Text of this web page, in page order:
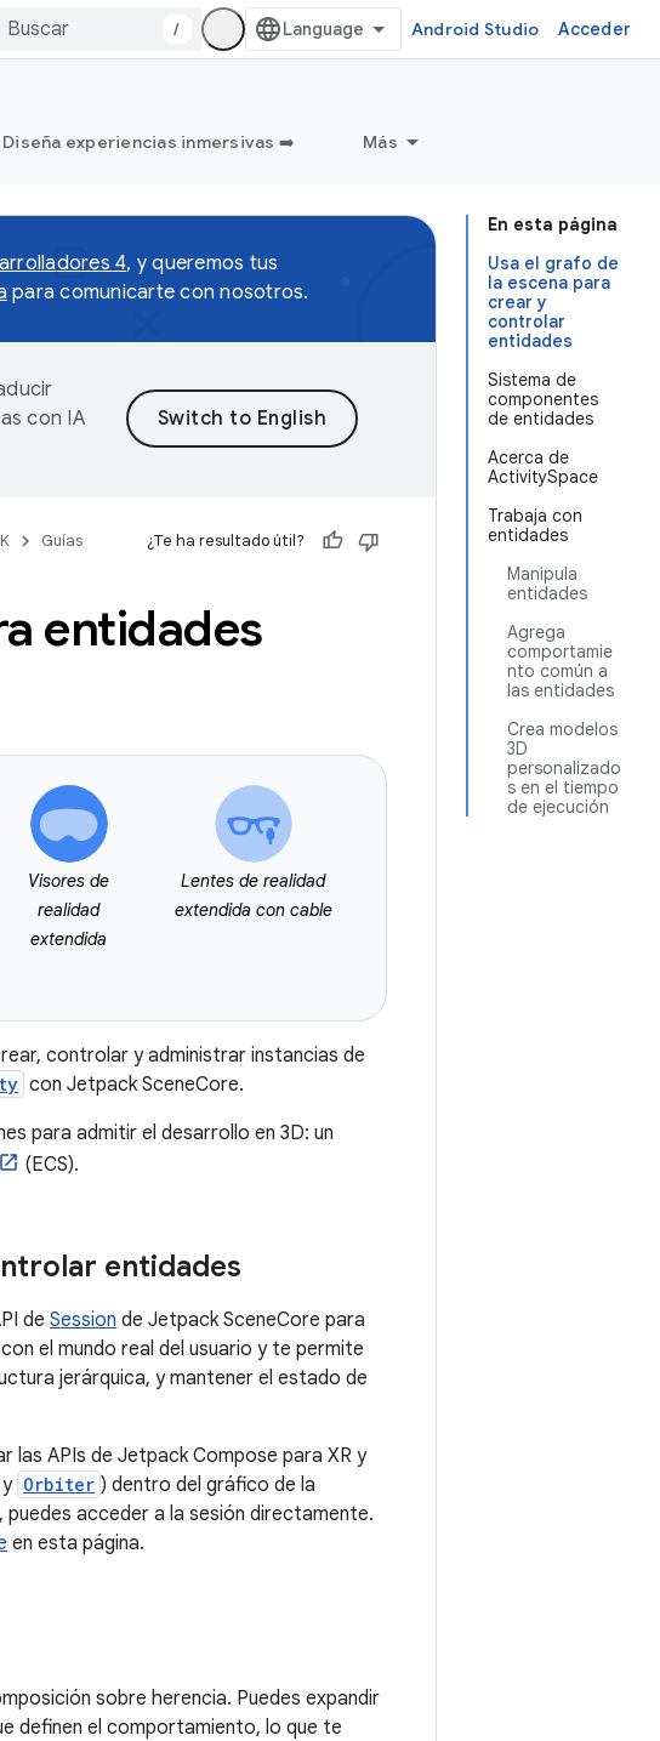
/ Android Studio Acceder
Diseña experiencias inmersivas ➡️ Más
En esta página
Usa el grafo de
la escena para
crear y
controlar
entidades
Sistema de
componentes
de entidades
Acerca de
ActivitySpace
Trabaja con
entidades
Manipula
entidades
Agrega
comportamie
nto común a
las entidades
Crea modelos
3D
personalizado
s en el tiempo
de ejecución
4, y queremos tus
para comunicarte con nosotros.
con IA
Guías ¿Te ha resultado útil?
entidades
Visores de
realidad
extendida
Lentes de realidad
extendida con cable
controlar y administrar instancias de
con Jetpack SceneCore.
para admitir el desarrollo en 3D: un
(ECS).
entidades
de Session de Jetpack SceneCore para
el mundo real del usuario y te permite
jerárquica, y mantener el estado de
las APIs de Jetpack Compose para XR y
y Orbiter ) dentro del gráfico de la
puedes acceder a la sesión directamente.
en esta página.
sobre herencia. Puedes expandir
definen el comportamiento, lo que te